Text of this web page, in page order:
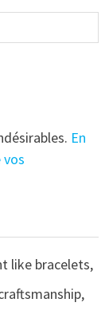
En
like bracelets,